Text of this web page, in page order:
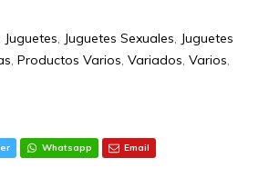
Juguetes, Juguetes Sexuales, Juguetes
, Productos Varios, Variados, Varios,
Whatsapp Email